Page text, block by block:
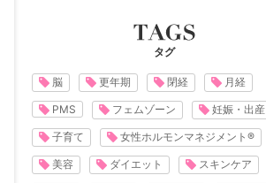
タグ
脳 更年期 閉経 月経
PMS フェムゾーン 妊娠・出産
子育て 女性ホルモンマネジメント®
美容 ダイエット スキンケア